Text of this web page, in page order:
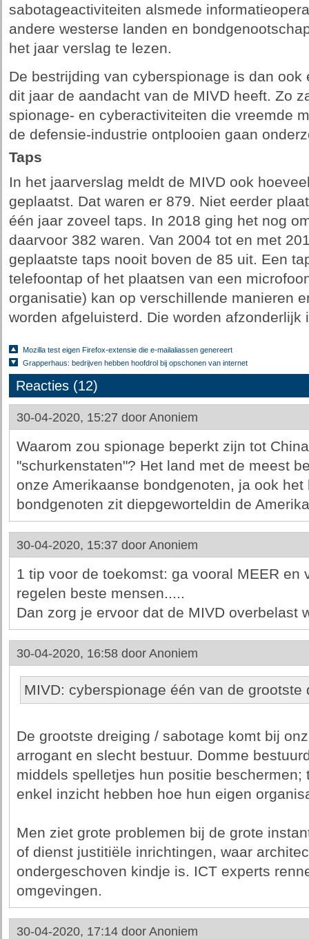
sabotageactiviteiten alsmede
andere westerse landen en
het jaar verslag te lezen.
De bestrijding van cyberspionage is dan ook
dit jaar de aandacht van de MIVD heeft. Zo
spionage- en cyberactiviteiten die vreemde
de defensie-industrie ontplooien gaan
Taps
In het jaarverslag meldt de MIVD ook
geplaatst. Dat waren er 879. Niet eerder
één jaar zoveel taps. In 2018 ging het nog
daarvoor 382 waren. Van 2004 tot en met
geplaatste taps nooit boven de 85 uit. Een
telefoontap of het plaatsen van een
organisatie) kan op verschillende manieren
worden afgeluisterd. Die worden
Mozilla test eigen Firefox-extensie die e-mailaliassen genereert
Grapperhaus: bedrijven hebben hoofdrol bij opschonen van internet
Reacties (12)
30-04-2020, 15:27 door Anoniem
Waarom zou spionage beperkt zijn tot
"schurkenstaten"? Het land met de meest
onze Amerikaanse bondgenoten, ja ook
bondgenoten zit diepgeworteldin de
30-04-2020, 15:37 door Anoniem
1 tip voor de toekomst: ga vooral MEER en
regelen beste mensen.....
Dan zorg je ervoor dat de MIVD overbelast
30-04-2020, 16:58 door Anoniem
MIVD: cyberspionage één van de
De grootste dreiging / sabotage komt bij
arrogant en slecht bestuur. Domme
middels spelletjes hun positie
enkel inzicht hebben hoe hun eigen
Men ziet grote problemen bij de grote
of dienst justitiële inrichtingen, waar
ondergeschoven kindje is. ICT experts
omgevingen.
30-04-2020, 17:14 door Anoniem